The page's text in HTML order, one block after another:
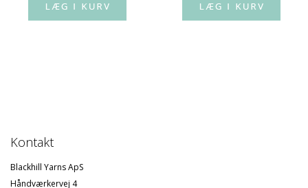
Kontakt
Blackhill Yarns ApS
Håndværkervej 4